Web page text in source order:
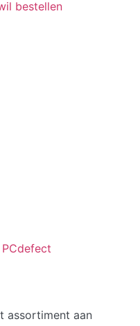
bestellen
assortiment aan